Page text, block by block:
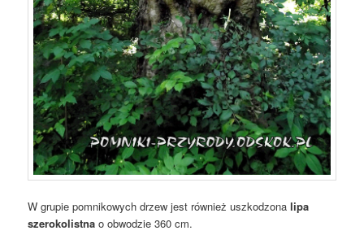
W grupie pomnikowych drzew jest również uszkodzonalipa
szerokolistna o obwodzie 360 cm.